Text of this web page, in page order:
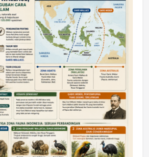
DAERAH
Astra Motor Kalimantan Timur 2 Dukung
Mahasiswa Samarinda dalam Astra
Honda SDGs Future Leaders 2026
Jumat, 10 Jul 2026 19:01